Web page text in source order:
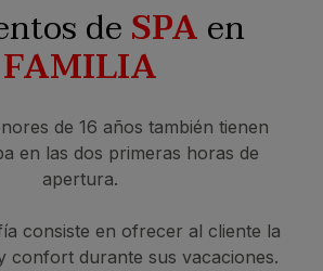
deSPAen
FAMILIA
de 16 años también tienen
en las dos primeras horas de
apertura.
consiste en ofrecer al cliente la
confort durante sus vacaciones.